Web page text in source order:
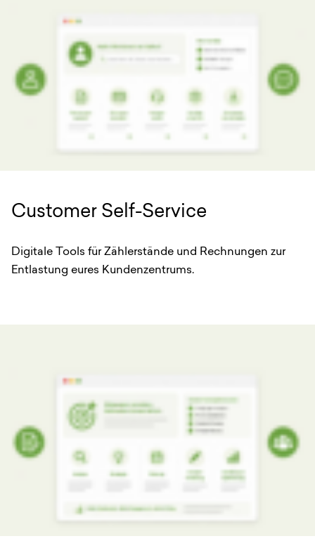
Customer Self-Service
Digitale Tools für Zählerstände und Rechnungen zur
Entlastung eures Kundenzentrums.